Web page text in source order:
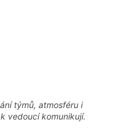
týmů, atmosféru i
vedoucí komunikují.